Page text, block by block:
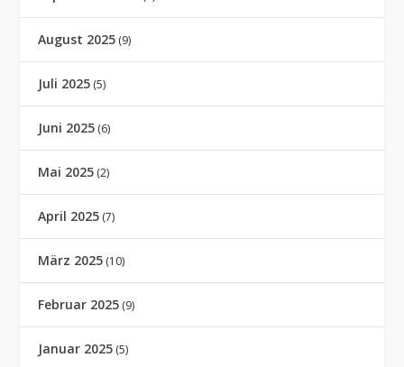
August 2025 (9)
Juli 2025 (5)
Juni 2025 (6)
Mai 2025 (2)
April 2025 (7)
März 2025 (10)
Februar 2025 (9)
Januar 2025 (5)